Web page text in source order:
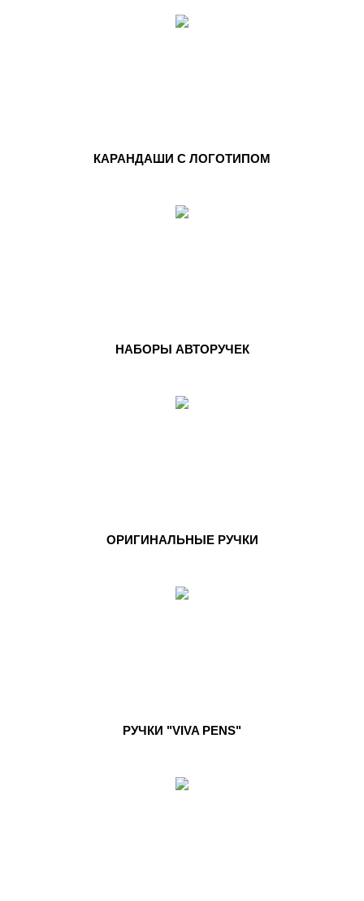
КАРАНДАШИ С ЛОГОТИПОМ
НАБОРЫ АВТОРУЧЕК
ОРИГИНАЛЬНЫЕ РУЧКИ
РУЧКИ "VIVA PENS"